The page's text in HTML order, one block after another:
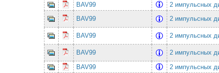
BAV99
2 импульсных
BAV99
2 импульсных
BAV99 2 импульсных
BAV99
2 импульсных
BAV99
2 импульсных